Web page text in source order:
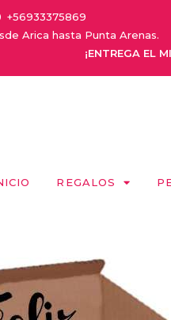
+56933375869
Arica hasta Punta Arenas.
¡ENTREGA EL
REGALOS